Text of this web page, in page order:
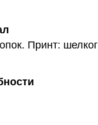
Принт: